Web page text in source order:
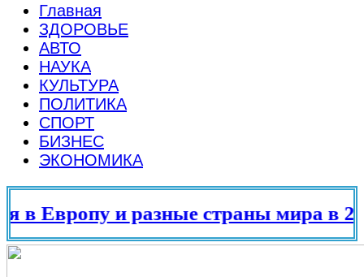
Главная
ЗДОРОВЬЕ
АВТО
НАУКА
КУЛЬТУРА
ПОЛИТИКА
СПОРТ
БИЗНЕС
ЭКОНОМИКА
Европу и разные страны мира в